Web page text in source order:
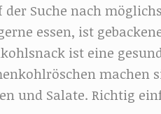
Suche nach
essen, ist
ist eine
machen
und Salate. Richtig